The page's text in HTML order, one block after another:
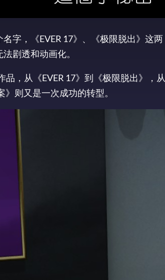
字，《EVER 17》、《极限脱出》这两
剧透和动画化。
，从《EVER 17》到《极限脱出》，从
则又是一次成功的转型。